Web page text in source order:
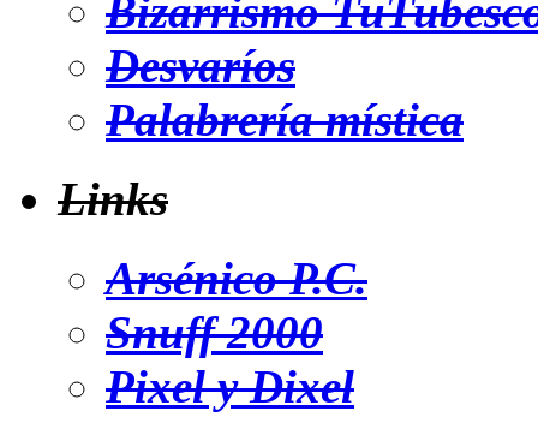
Bizarrismo
Desvaríos
Palabrería mística
Links
Arsénico P.C.
Snuff 2000
Pixel y Dixel